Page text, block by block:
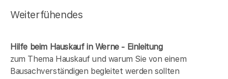
Weiterfühendes
Hilfe beim Hauskauf in Werne - Einleitung
zum Thema Hauskauf und warum Sie von einem
Bausachverständigen begleitet werden sollten